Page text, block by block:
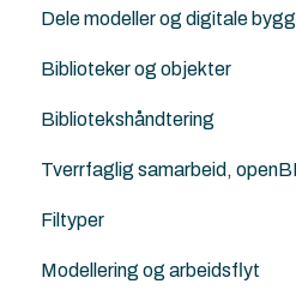
Goodies for Archicad
Land4
Norkart
Attributter
Work Enviroment
Migrerering mellom
Generelt
Feilsøking
Rutiner
Andre
Dele modeller og digitale
Biblioteker og objekter
Egendefinerte objekter
Norske tilleggs objekt-
Archicad standard
Bibliotekshåndtering
Tverrfaglig samarbeid,
IFC generelt
Archicad
Filtyper
PDF
Modellering og arbeidsflyt